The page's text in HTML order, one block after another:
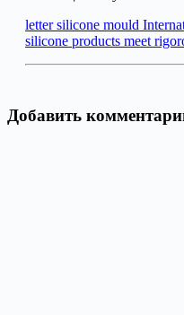
letter silicone mould
silicone products meet
Добавить